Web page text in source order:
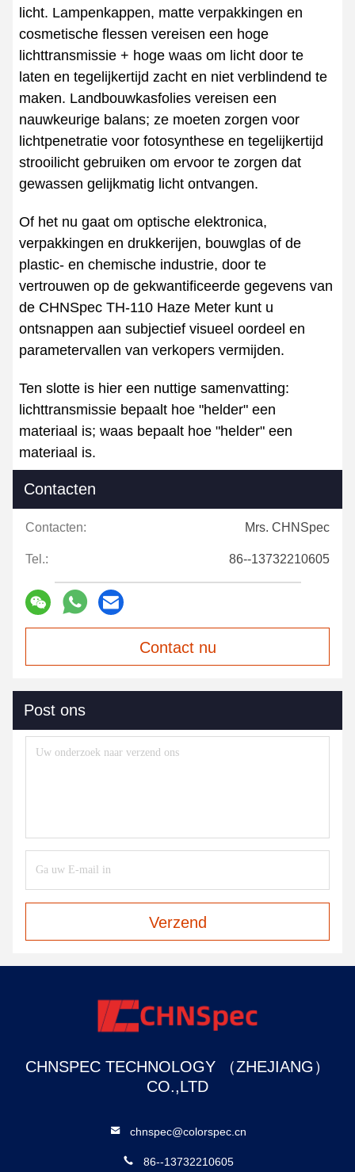
licht. Lampenkappen, matte verpakkingen en
cosmetische flessen vereisen een hoge
lichttransmissie + hoge waas om licht door te
laten en tegelijkertijd zacht en niet verblindend te
maken. Landbouwkasfolies vereisen een
nauwkeurige balans; ze moeten zorgen voor
lichtpenetratie voor fotosynthese en tegelijkertijd
strooilicht gebruiken om ervoor te zorgen dat
gewassen gelijkmatig licht ontvangen.
Of het nu gaat om optische elektronica,
verpakkingen en drukkerijen, bouwglas of de
plastic- en chemische industrie, door te
vertrouwen op de gekwantificeerde gegevens van
de CHNSpec TH-110 Haze Meter kunt u
ontsnappen aan subjectief visueel oordeel en
parametervallen van verkopers vermijden.
Ten slotte is hier een nuttige samenvatting:
lichttransmissie bepaalt hoe "helder" een
materiaal is; waas bepaalt hoe "helder" een
materiaal is.
Contacten
Contacten: Mrs. CHNSpec
Tel.: 86--13732210605
Contact nu
Post ons
Verzend
CHNSPEC TECHNOLOGY （ZHEJIANG）
CO.,LTD
chnspec@colorspec.cn
86--13732210605